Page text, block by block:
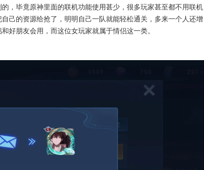
，毕竟原神里面的联机功能使用甚少，很多玩家甚至都不用联机
己的资源给抢了，明明自己一队就能轻松通关，多来一个人还增
好朋友会用，而这位女玩家就属于情侣这一类。